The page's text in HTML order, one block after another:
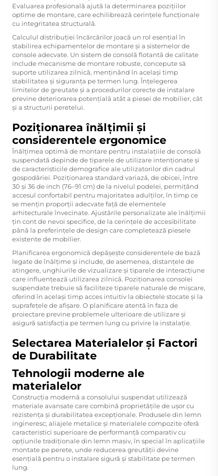
Evaluarea profesională ajută la determinarea pozițiilor
optime de montare, care echilibrează cerințele funcționale
cu integritatea structurală.
Calculul distribuției încărcărilor joacă un rol esențial în
stabilirea echipamentelor de montare și a sistemelor de
console adecvate. Un sistem de consolă flotantă de calitate
include mecanisme de montare robuste, concepute să
suporte utilizarea zilnică, menținând în același timp
stabilitatea și siguranța pe termen lung. Înțelegerea
limitelor de greutate și a procedurilor corecte de instalare
previne deteriorarea potențială atât a piesei de mobilier, cât
și a structurii peretelui.
Poziționarea înălțimii și
considerentele ergonomice
Înălțimea optimă de montare pentru instalațiile de consolă
suspendată depinde de tiparele de utilizare intenționate și
de caracteristicile demografice ale utilizatorilor din cadrul
gospodăriei. Poziționarea standard variază, de obicei, între
30 și 36 de inch (76–91 cm) de la nivelul podelei, permițând
accesul confortabil pentru majoritatea adulților, în timp ce
se mențin proporții adecvate față de elementele
arhitecturale învecinate. Ajustările personalizate ale înălțimii
țin cont de nevoi specifice, de la cerințele de accesibilitate
până la preferințele de design care completează piesele
existente de mobilier.
Planificarea ergonomică depășește considerentele de bază
legate de înălțime și include, de asemenea, distanțele de
atingere, unghiurile de vizualizare și tiparele de interacțiune
care influențează utilizarea zilnică. Poziționarea consolei
suspendate trebuie să faciliteze tiparele naturale de mișcare,
oferind în același timp acces intuitiv la obiectele stocate și la
suprafețele de afișare. O planificare atentă în faza de
proiectare previne problemele ulterioare de utilizare și
asigură satisfacția pe termen lung cu privire la instalație.
Selectarea Materialelor și Factori
de Durabilitate
Tehnologii moderne ale
materialelor
Construcția modernă a consolului suspendat utilizează
materiale avansate care combină proprietățile de ușor cu
rezistența și durabilitatea excepționale. Produsele din lemn
ingineresc, aliajele metalice și materialele compozite oferă
caracteristici superioare de performanță comparativ cu
opțiunile tradiționale din lemn masiv, în special în aplicațiile
montate pe perete, unde reducerea greutății devine
esențială pentru o instalare sigură și stabilitate pe termen
lung.